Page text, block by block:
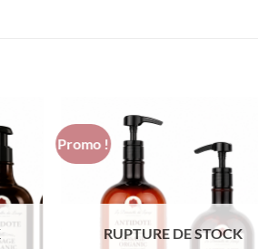
la liste
Promo !
RUPTURE DE STOCK